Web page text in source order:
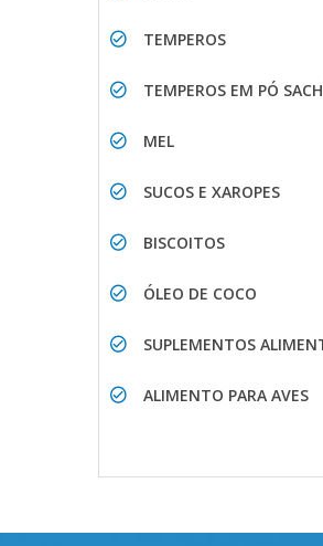
TEMPEROS
TEMPEROS EM PÓ
MEL
SUCOS E XAROPES
BISCOITOS
ÓLEO DE COCO
SUPLEMENTOS
ALIMENTO PARA AVES